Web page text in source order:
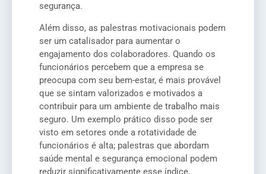
segurança.
Além disso, as palestras motivacionais podem
ser um catalisador para aumentar o
engajamento dos colaboradores. Quando os
funcionários percebem que a empresa se
preocupa com seu bem-estar, é mais provável
que se sintam valorizados e motivados a
contribuir para um ambiente de trabalho mais
seguro. Um exemplo prático disso pode ser
visto em setores onde a rotatividade de
funcionários é alta; palestras que abordam
saúde mental e segurança emocional podem
reduzir significativamente esse índice,